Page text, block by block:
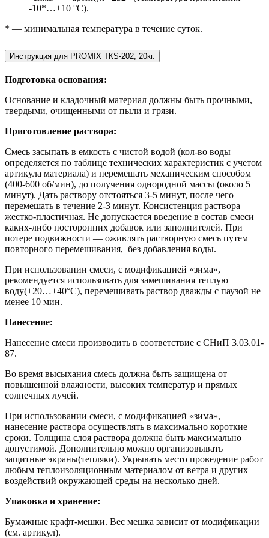
-10*…+10 °С).
* — минимальная температура в течение суток.
Инструкция для PROMIX ТКS-202, 20кг.
Подготовка основания:
Основание и кладочный материал должны быть прочными,
твердыми, очищенными от пыли и грязи.
Приготовление раствора:
Смесь засыпать в емкость с чистой водой (кол-во воды
определяется по таблице технических характеристик с учетом
артикула материала) и перемешать механическим способом
(400-600 об/мин), до получения однородной массы (около 5
минут). Дать раствору отстояться 3-5 минут, после чего
перемешать в течение 2-3 минут. Консистенция раствора
жестко-пластичная. Не допускается введение в состав смеси
каких-либо посторонних добавок или заполнителей. При
потере подвижности — оживлять растворную смесь путем
повторного перемешивания, без добавления воды.
При использовании смеси, с модификацией «зима»,
рекомендуется использовать для замешивания теплую
воду(+20…+40°С), перемешивать раствор дважды с паузой не
менее 10 мин.
Нанесение:
Нанесение смеси производить в соответствие с СНиП 3.03.01-
87.
Во время высыхания смесь должна быть защищена от
повышенной влажности, высоких температур и прямых
солнечных лучей.
При использовании смеси, с модификацией «зима»,
нанесение раствора осуществлять в максимально короткие
сроки. Толщина слоя раствора должна быть максимально
допустимой. Дополнительно можно организовывать
защитные экраны(тепляки). Укрывать место проведение работ
любым теплоизоляционным материалом от ветра и других
воздействий окружающей среды на несколько дней.
Упаковка и хранение:
Бумажные крафт-мешки. Вес мешка зависит от модификации
(см. артикул).